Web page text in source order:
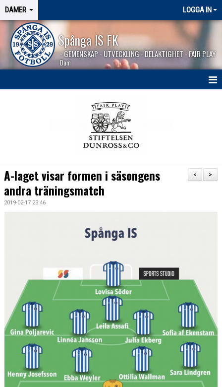
DAMER LOGGA IN
Spånga IS FK
- GEMENSKAP - UTVECKLING - DELAKTIGHET - FAIR PLAY
Dam
MATCHER
BILDGALLERI
TIDIGARE SÄSONGER
>
<
A-laget visar formen i säsongens
andra träningsmatch
2019-02-17 23:46